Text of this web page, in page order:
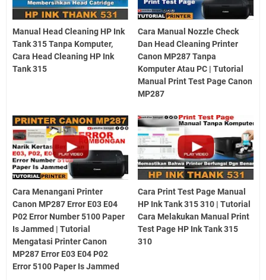
Manual Head Cleaning HP Ink
Tank 315 Tanpa Komputer,
Cara Head Cleaning HP Ink
Tank 315
Cara Manual Nozzle Check
Dan Head Cleaning Printer
Canon MP287 Tanpa
Komputer Atau PC | Tutorial
Manual Print Test Page Canon
MP287
Cara Menangani Printer
Canon MP287 Error E03 E04
P02 Error Number 5100 Paper
Is Jammed | Tutorial
Mengatasi Printer Canon
MP287 Error E03 E04 P02
Error 5100 Paper Is Jammed
Cara Print Test Page Manual
HP Ink Tank 315 310 | Tutorial
Cara Melakukan Manual Print
Test Page HP Ink Tank 315
310